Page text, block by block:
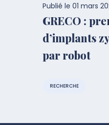
Publié le01 mars
GRECO :
d’implants
par robot
RECHERCHE